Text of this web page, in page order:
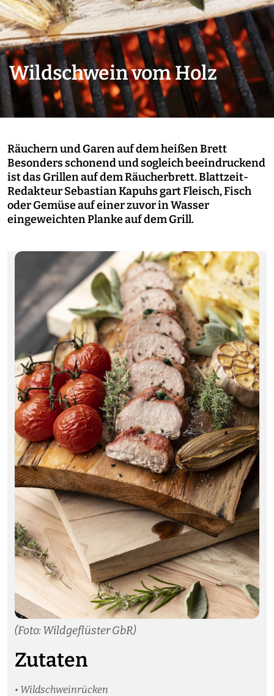
Wildschwein vom Holz
Räuchern und Garen auf dem heißen Brett
Besonders schonend und sogleich beeindruckend
ist das Grillen auf dem Räucherbrett. Blattzeit-
Redakteur Sebastian Kapuhs gart Fleisch, Fisch
oder Gemüse auf einer zuvor in Wasser
eingeweichten Planke auf dem Grill.
(Foto: Wildgeflüster GbR)
Zutaten
• Wildschweinrücken